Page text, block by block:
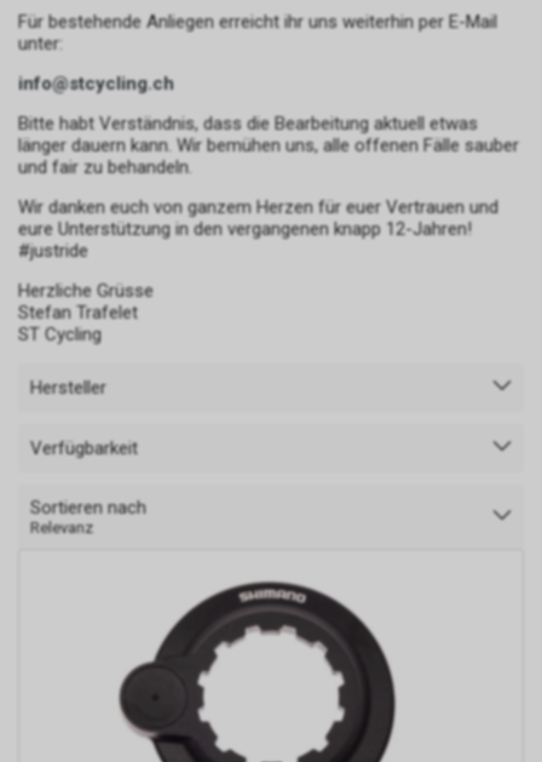
Für bestehende Anliegen erreicht ihr uns weiterhin per E-Mail
unter:
info@stcycling.ch
Bitte habt Verständnis, dass die Bearbeitung aktuell etwas
länger dauern kann. Wir bemühen uns, alle offenen Fälle sauber
und fair zu behandeln.
Wir danken euch von ganzem Herzen für euer Vertrauen und
eure Unterstützung in den vergangenen knapp 12-Jahren!
#justride
Herzliche Grüsse
Stefan Trafelet
ST Cycling
Hersteller
Verfügbarkeit
Sortieren nach
Relevanz